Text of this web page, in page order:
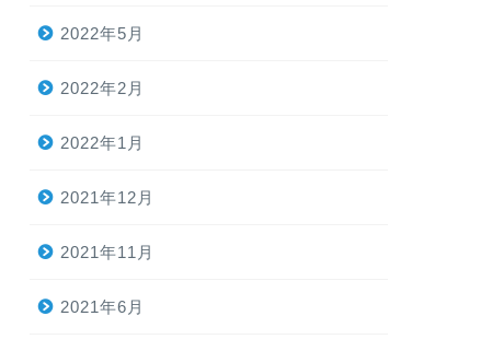
2022年5月
2022年2月
2022年1月
2021年12月
2021年11月
2021年6月